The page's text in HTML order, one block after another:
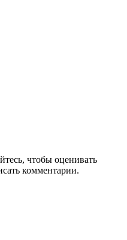
чтобы оценивать
комментарии.